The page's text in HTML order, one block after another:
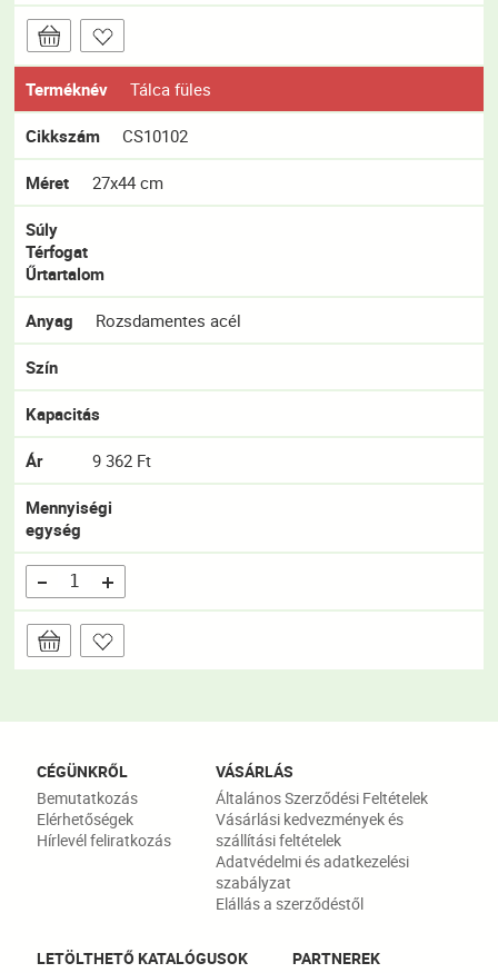
Terméknév Tálca füles
Cikkszám CS10102
Méret 27x44 cm
Súly
Térfogat
Űrtartalom
Anyag Rozsdamentes acél
Szín
Kapacitás
Ár 9 362 Ft
Mennyiségi
egység
CÉGÜNKRŐL
Bemutatkozás
Elérhetőségek
Hírlevél feliratkozás
VÁSÁRLÁS
Általános Szerződési Feltételek
Vásárlási kedvezmények és
szállítási feltételek
Adatvédelmi és adatkezelési
szabályzat
Elállás a szerződéstől
LETÖLTHETŐ KATALÓGUSOK
PARTNEREK